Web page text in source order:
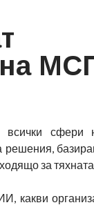
всички сфери
за
какви